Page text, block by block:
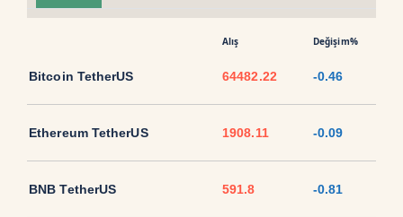
Alış Değişim%
Bitcoin TetherUS 64482.22 -0.46
Ethereum TetherUS 1908.11 -0.09
BNB TetherUS 591.8 -0.81